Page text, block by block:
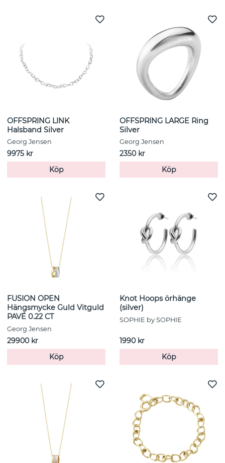
OFFSPRING LINK
Halsband Silver
Georg Jensen
9975 kr
Köp
OFFSPRING LARGE Ring
Silver
Georg Jensen
2350 kr
Köp
FUSION OPEN
Hängsmycke Guld Vitguld
PAVÉ 0.22 CT
Georg Jensen
29900 kr
Köp
Knot Hoops örhänge
(silver)
SOPHIE by SOPHIE
1990 kr
Köp